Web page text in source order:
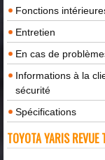
Fonctions
Entretien
En cas de
Informations à la
sécurité
Spécifications
TOYOTA YARIS REVUE